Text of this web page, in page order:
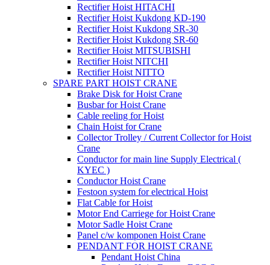
Rectifier Hoist HITACHI
Rectifier Hoist Kukdong KD-190
Rectifier Hoist Kukdong SR-30
Rectifier Hoist Kukdong SR-60
Rectifier Hoist MITSUBISHI
Rectifier Hoist NITCHI
Rectifier Hoist NITTO
SPARE PART HOIST CRANE
Brake Disk for Hoist Crane
Busbar for Hoist Crane
Cable reeling for Hoist
Chain Hoist for Crane
Collector Trolley / Current Collector for Hoist
Crane
Conductor for main line Supply Electrical (
KYEC )
Conductor Hoist Crane
Festoon system for electrical Hoist
Flat Cable for Hoist
Motor End Carriege for Hoist Crane
Motor Sadle Hoist Crane
Panel c/w komponen Hoist Crane
PENDANT FOR HOIST CRANE
Pendant Hoist China